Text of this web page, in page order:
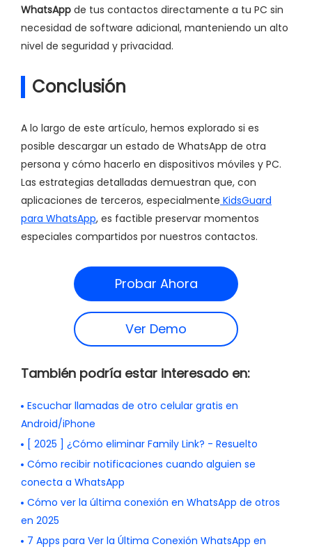
WhatsApp de tus contactos directamente a tu PC sin
necesidad de software adicional, manteniendo un alto
nivel de seguridad y privacidad.
Conclusión
A lo largo de este artículo, hemos explorado si es
posible descargar un estado de WhatsApp de otra
persona y cómo hacerlo en dispositivos móviles y PC.
Las estrategias detalladas demuestran que, con
aplicaciones de terceros, especialmente KidsGuard
para WhatsApp, es factible preservar momentos
especiales compartidos por nuestros contactos.
Probar Ahora
Ver Demo
También podría estar interesado en:
Escuchar llamadas de otro celular gratis en
Android/iPhone
[ 2025 ] ¿Cómo eliminar Family Link? - Resuelto
Cómo recibir notificaciones cuando alguien se
conecta a WhatsApp
Cómo ver la última conexión en WhatsApp de otros
en 2025
7 Apps para Ver la Última Conexión WhatsApp en